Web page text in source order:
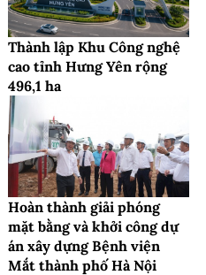
Thành lập Khu Công nghệ
cao tỉnh Hưng Yên rộng
496,1 ha
Hoàn thành giải phóng
mặt bằng và khởi công dự
án xây dựng Bệnh viện
Mắt thành phố Hà Nội